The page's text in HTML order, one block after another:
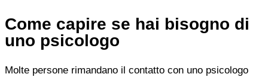
Come capire se hai bisogno di
uno psicologo
Molte persone rimandano il contatto con uno psicologo